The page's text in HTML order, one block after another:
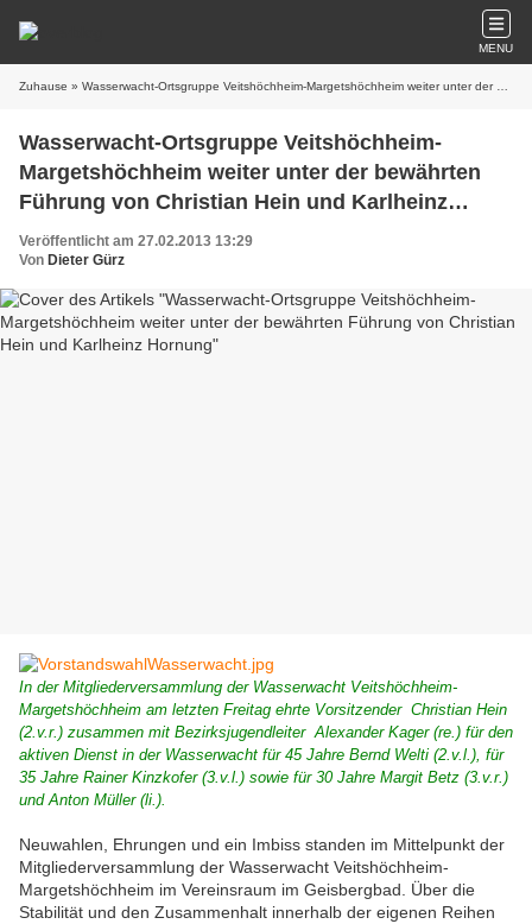
MENU
Zuhause » Wasserwacht-Ortsgruppe Veitshöchheim-Margetshöchheim weiter unter der bewährten Führung von Christian Hein und Karlheinz Hornung
Wasserwacht-Ortsgruppe Veitshöchheim-
Margetshöchheim weiter unter der bewährten
Führung von Christian Hein und Karlheinz
Hornung
Veröffentlicht am 27.02.2013 13:29
Von Dieter Gürz
In der Mitgliederversammlung der Wasserwacht Veitshöchheim-
Margetshöchheim am letzten Freitag ehrte Vorsitzender Christian Hein
(2.v.r.) zusammen mit Bezirksjugendleiter Alexander Kager (re.) für den
aktiven Dienst in der Wasserwacht für 45 Jahre Bernd Welti (2.v.l.), für
35 Jahre Rainer Kinzkofer (3.v.l.) sowie für 30 Jahre Margit Betz (3.v.r.)
und Anton Müller (li.).
Neuwahlen, Ehrungen und ein Imbiss standen im Mittelpunkt der
Mitgliederversammlung der Wasserwacht Veitshöchheim-
Margetshöchheim im Vereinsraum im Geisbergbad. Über die
Stabilität und den Zusammenhalt innerhalb der eigenen Reihen